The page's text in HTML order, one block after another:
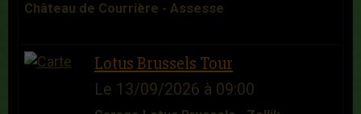
Château de Courrière - Assesse
Lotus Brussels Tour
Le 13/09/2026 à 09:00